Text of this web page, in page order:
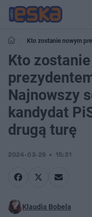
Kto zostanie nowym
pokazuje, że kandydat PiS jest
Kto
Najnowszy
kandydat
drugą turę
2024-03-29 15:31
Klaudia Bobela